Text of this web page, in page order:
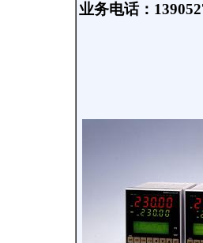
业务电话：